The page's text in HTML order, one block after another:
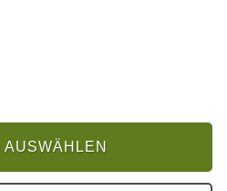
Kulinarisches